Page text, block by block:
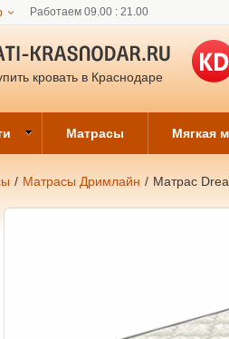
Работаем 09.00 : 21.00
кровать в Краснодаре
Матрасы Мягкая
/ Матрасы Дримлайн / Матрас